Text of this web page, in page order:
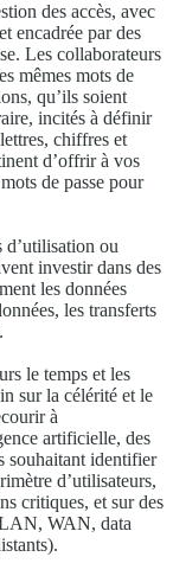
des accès, avec
encadrée par des
Les collaborateurs
mêmes mots de
qu’ils soient
incités à définir
chiffres et
d’offrir à vos
de passe pour
d’utilisation ou
investir dans des
les données
les transferts
le temps et les
sur la célérité et le
à
artificielle, des
souhaitant identifier
d’utilisateurs,
critiques, et sur des
WAN, data